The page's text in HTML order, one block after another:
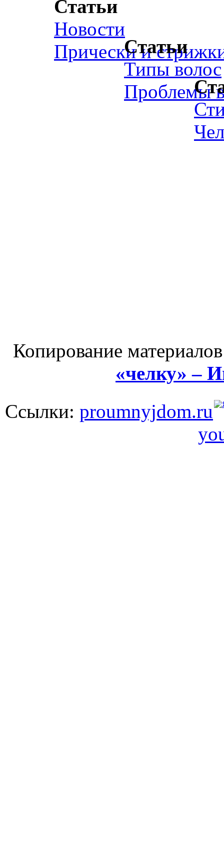
Статьи
Новости
Прически иСтатьи
Типы волос
Проблемы
Копирование
«челку» –
Ссылки: proumnyjdom.ru